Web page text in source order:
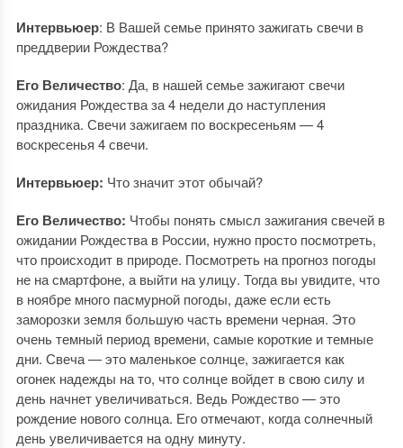
Интервьюер: В Вашей семье принято зажигать свечи в
преддверии Рождества?
Его Величество: Да, в нашей семье зажигают свечи
ожидания Рождества за 4 недели до наступления
праздника. Свечи зажигаем по воскресеньям — 4
воскресенья 4 свечи.
Интервьюер: Что значит этот обычай?
Его Величество: Чтобы понять смысл зажигания свечей в
ожидании Рождества в России, нужно просто посмотреть,
что происходит в природе. Посмотреть на прогноз погоды
не на смартфоне, а выйти на улицу. Тогда вы увидите, что
в ноябре много пасмурной погоды, даже если есть
заморозки земля большую часть времени черная. Это
очень темный период времени, самые короткие и темные
дни. Свеча — это маленькое солнце, зажигается как
огонек надежды на то, что солнце войдет в свою силу и
день начнет увеличиваться. Ведь Рождество — это
рождение нового солнца. Его отмечают, когда солнечный
день увеличивается на одну минуту.